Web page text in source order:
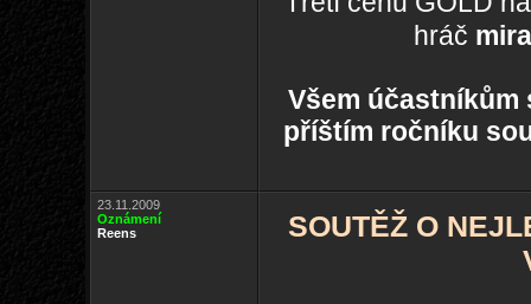
hráč
Všem účastníkům
příštím ročníku
23.11.2009
Oznámení
Reens
SOUTĚŽ O